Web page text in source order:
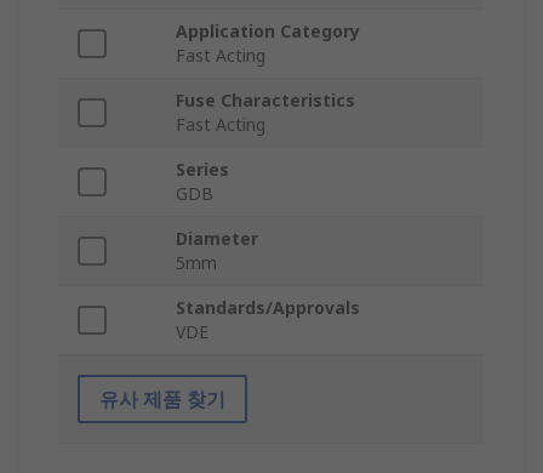
Application Category
Fast Acting
Fuse Characteristics
Fast Acting
Series
GDB
Diameter
5mm
Standards/Approvals
VDE
유사 제품 찾기